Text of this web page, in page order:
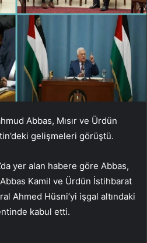
Abbas, Mısır ve Ürdün
gelişmeleri görüştü.
yer alan habere göre Abbas,
Kamil ve Ürdün İstihbarat
Ahmed Hüsni’yi işgal altındaki
kabul etti.